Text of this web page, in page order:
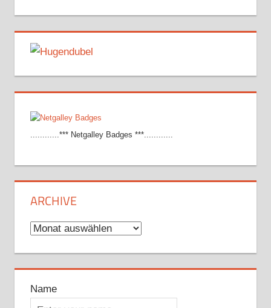
............*** Netgalley Badges ***............
ARCHIVE
Archive
Name